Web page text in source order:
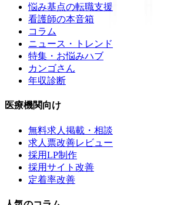
悩み基点の転職支援
看護師の本音箱
コラム
ニュース・トレンド
特集・お悩みハブ
カンゴさん
年収診断
医療機関向け
無料求人掲載・相談
求人票改善レビュー
採用LP制作
採用サイト改善
定着率改善